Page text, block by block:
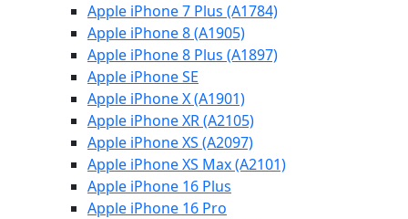
Apple iPhone 7 Plus (A1784)
Apple iPhone 8 (A1905)
Apple iPhone 8 Plus (A1897)
Apple iPhone SE
Apple iPhone X (A1901)
Apple iPhone XR (A2105)
Apple iPhone XS (A2097)
Apple iPhone XS Max (A2101)
Apple iPhone 16 Plus
Apple iPhone 16 Pro